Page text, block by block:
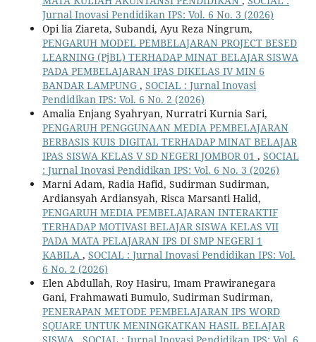
Jurnal Inovasi Pendidikan IPS: Vol. 6 No. 3 (2026)
Opi lia Ziareta, Subandi, Ayu Reza Ningrum,
PENGARUH MODEL PEMBELAJARAN PROJECT BESED
LEARNING (PjBL) TERHADAP MINAT BELAJAR SISWA
PADA PEMBELAJARAN IPAS DIKELAS IV MIN 6
BANDAR LAMPUNG , SOCIAL : Jurnal Inovasi
Pendidikan IPS: Vol. 6 No. 2 (2026)
Amalia Enjang Syahryan, Nurratri Kurnia Sari,
PENGARUH PENGGUNAAN MEDIA PEMBELAJARAN
BERBASIS KUIS DIGITAL TERHADAP MINAT BELAJAR
IPAS SISWA KELAS V SD NEGERI JOMBOR 01 , SOCIAL
: Jurnal Inovasi Pendidikan IPS: Vol. 6 No. 3 (2026)
Marni Adam, Radia Hafid, Sudirman Sudirman,
Ardiansyah Ardiansyah, Risca Marsanti Halid,
PENGARUH MEDIA PEMBELAJARAN INTERAKTIF
TERHADAP MOTIVASI BELAJAR SISWA KELAS VII
PADA MATA PELAJARAN IPS DI SMP NEGERI 1
KABILA , SOCIAL : Jurnal Inovasi Pendidikan IPS: Vol.
6 No. 2 (2026)
Elen Abdullah, Roy Hasiru, Imam Prawiranegara
Gani, Frahmawati Bumulo, Sudirman Sudirman,
PENERAPAN METODE PEMBELAJARAN IPS WORD
SQUARE UNTUK MENINGKATKAN HASIL BELAJAR